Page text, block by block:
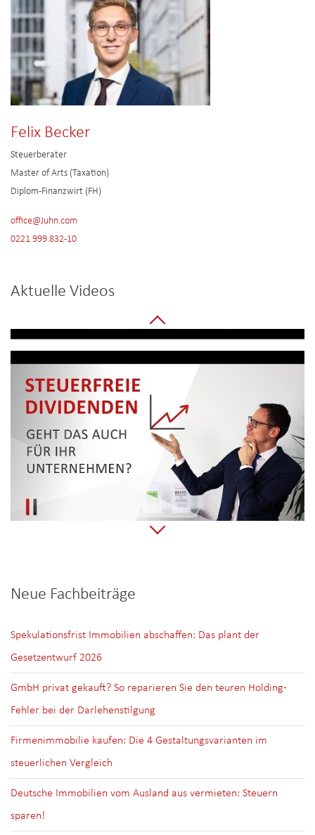
Felix Becker
Steuerberater
Master of Arts (Taxation)
Diplom-Finanzwirt (FH)
office@Juhn.com
0221 999 832-10
Aktuelle Videos
Neue Fachbeiträge
Spekulationsfrist Immobilien abschaffen: Das plant der
Gesetzentwurf 2026
GmbH privat gekauft? So reparieren Sie den teuren Holding-
Fehler bei der Darlehenstilgung
Firmenimmobilie kaufen: Die 4 Gestaltungsvarianten im
steuerlichen Vergleich
Deutsche Immobilien vom Ausland aus vermieten: Steuern
sparen!